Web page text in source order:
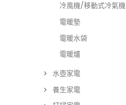
冷風機/移動式冷氣機
電暖墊
電暖水袋
電暖爐
水壺家電
養生家電